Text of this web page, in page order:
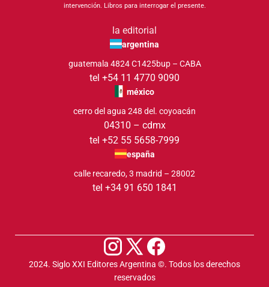
intervención. Libros para interrogar el presente.
la editorial
argentina
guatemala 4824 C1425bup – CABA
tel +54 11 4770 9090
méxico
cerro del agua 248 del. coyoacán
04310 – cdmx
tel +52 55 5658-7999
españa
calle recaredo, 3 madrid – 28002
tel +34 91 650 1841
2024. Siglo XXI Editores Argentina ©️. Todos los derechos
reservados